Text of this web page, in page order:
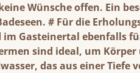
Wünsche offen. Ein
# Für die
Gasteinertal ebenfalls
sind ideal, um Körper
das aus einer Tiefe